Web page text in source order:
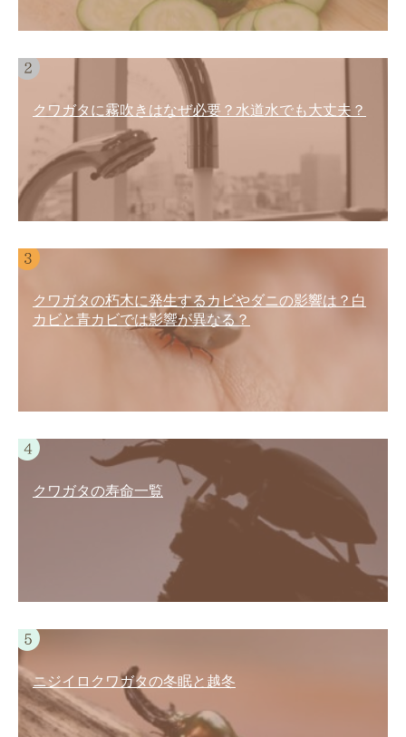
クワガタに霧吹きはなぜ必要？水道水でも大丈夫？
クワガタの朽木に発生するカビやダニの影響は？白
カビと青カビでは影響が異なる？
クワガタの寿命一覧
ニジイロクワガタの冬眠と越冬